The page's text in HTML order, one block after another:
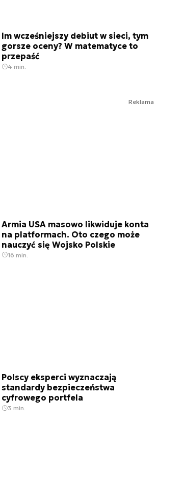
Im wcześniejszy debiut w sieci, tym
gorsze oceny? W matematyce to
przepaść
4 min.
Reklama
Armia USA masowo likwiduje konta
na platformach. Oto czego może
nauczyć się Wojsko Polskie
16 min.
Polscy eksperci wyznaczają
standardy bezpieczeństwa
cyfrowego portfela
3 min.